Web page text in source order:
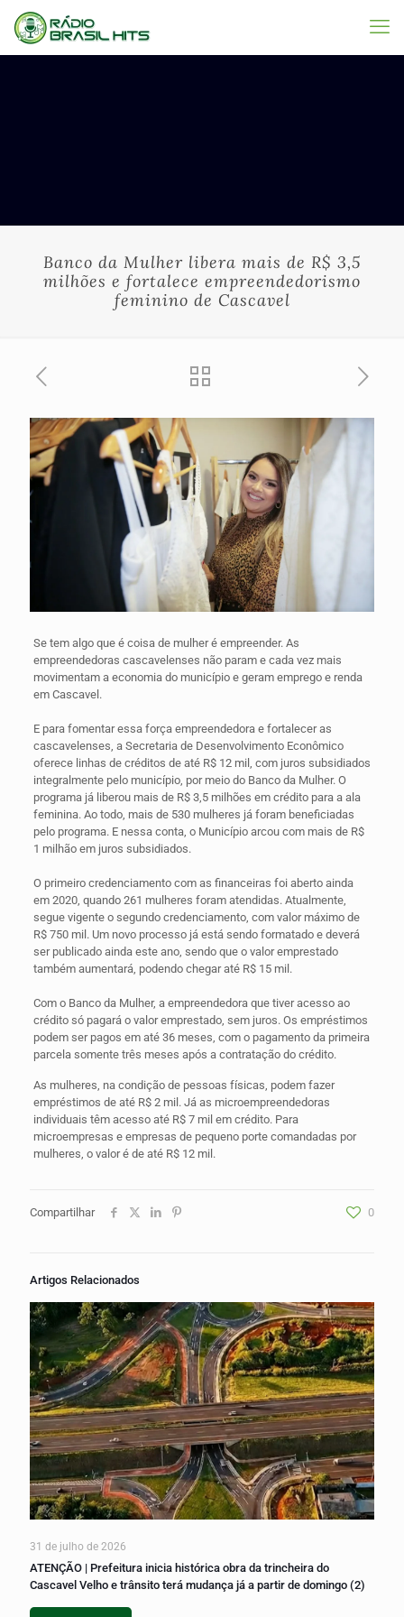
Banco da Mulher libera mais de R$ 3,5
milhões e fortalece empreendedorismo
feminino de Cascavel
Se tem algo que é coisa de mulher é empreender. As
empreendedoras cascavelenses não param e cada vez mais
movimentam a economia do município e geram emprego e renda
em Cascavel.
E para fomentar essa força empreendedora e fortalecer as
cascavelenses, a Secretaria de Desenvolvimento Econômico
oferece linhas de créditos de até R$ 12 mil, com juros subsidiados
integralmente pelo município, por meio do Banco da Mulher. O
programa já liberou mais de R$ 3,5 milhões em crédito para a ala
feminina. Ao todo, mais de 530 mulheres já foram beneficiadas
pelo programa. E nessa conta, o Município arcou com mais de R$
1 milhão em juros subsidiados.
O primeiro credenciamento com as financeiras foi aberto ainda
em 2020, quando 261 mulheres foram atendidas. Atualmente,
segue vigente o segundo credenciamento, com valor máximo de
R$ 750 mil. Um novo processo já está sendo formatado e deverá
ser publicado ainda este ano, sendo que o valor emprestado
também aumentará, podendo chegar até R$ 15 mil.
Com o Banco da Mulher, a empreendedora que tiver acesso ao
crédito só pagará o valor emprestado, sem juros. Os empréstimos
podem ser pagos em até 36 meses, com o pagamento da primeira
parcela somente três meses após a contratação do crédito.
As mulheres, na condição de pessoas físicas, podem fazer
empréstimos de até R$ 2 mil. Já as microempreendedoras
individuais têm acesso até R$ 7 mil em crédito. Para
microempresas e empresas de pequeno porte comandadas por
mulheres, o valor é de até R$ 12 mil.
Compartilhar 0
Artigos Relacionados
31 de julho de 2026
ATENÇÃO | Prefeitura inicia histórica obra da trincheira do
Cascavel Velho e trânsito terá mudança já a partir de domingo (2)